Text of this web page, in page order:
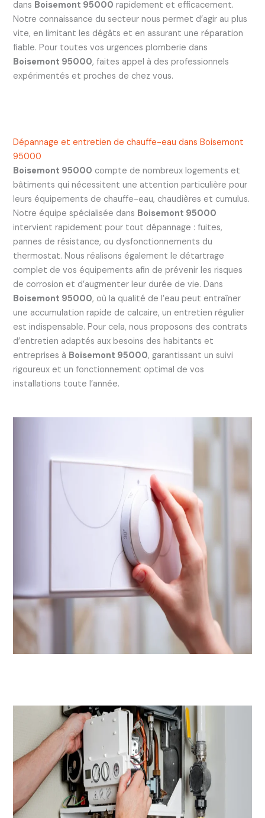
dans Boisemont 95000 rapidement et efficacement.
Notre connaissance du secteur nous permet d’agir au plus
vite, en limitant les dégâts et en assurant une réparation
fiable. Pour toutes vos urgences plomberie dans
Boisemont 95000, faites appel à des professionnels
expérimentés et proches de chez vous.
Dépannage et entretien de chauffe-eau dans Boisemont
95000
Boisemont 95000 compte de nombreux logements et
bâtiments qui nécessitent une attention particulière pour
leurs équipements de chauffe-eau, chaudières et cumulus.
Notre équipe spécialisée dans Boisemont 95000
intervient rapidement pour tout dépannage : fuites,
pannes de résistance, ou dysfonctionnements du
thermostat. Nous réalisons également le détartrage
complet de vos équipements afin de prévenir les risques
de corrosion et d’augmenter leur durée de vie. Dans
Boisemont 95000, où la qualité de l’eau peut entraîner
une accumulation rapide de calcaire, un entretien régulier
est indispensable. Pour cela, nous proposons des contrats
d’entretien adaptés aux besoins des habitants et
entreprises à Boisemont 95000, garantissant un suivi
rigoureux et un fonctionnement optimal de vos
installations toute l’année.